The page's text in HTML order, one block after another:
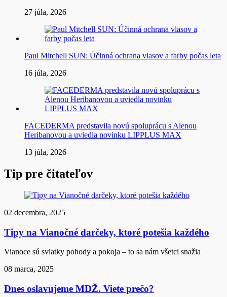
27 júla, 2026
Paul Mitchell SUN: Účinná ochrana vlasov a farby počas leta
16 júla, 2026
FACEDERMA predstavila novú spoluprácu s Alenou
Heribanovou a uviedla novinku LIPPLUS MAX
13 júla, 2026
Tip pre čitateľov
02 decembra, 2025
Tipy na Vianočné darčeky, ktoré potešia každého
Vianoce sú sviatky pohody a pokoja – to sa nám všetci snažia
08 marca, 2025
Dnes oslavujeme MDŽ. Viete prečo?